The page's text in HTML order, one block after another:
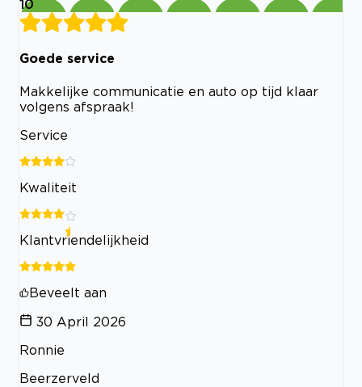
10
Goede service
Makkelijke communicatie en auto op tijd klaar
volgens afspraak!
Service
Kwaliteit
Klantvriendelijkheid
Beveelt aan
30 April 2026
Ronnie
Beerzerveld